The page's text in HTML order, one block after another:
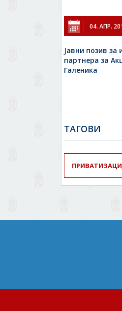
04. АПР.
Јавни позив за
партнера за
Галеника
TAГОВИ